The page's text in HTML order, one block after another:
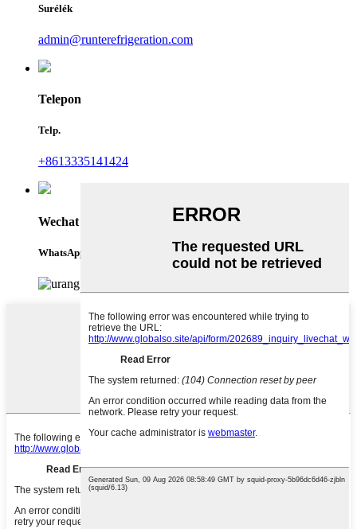
Surélék
admin@runterefrigeration.com
Telepon
Telp.
+8613335141424
Wechat
WhatsApp